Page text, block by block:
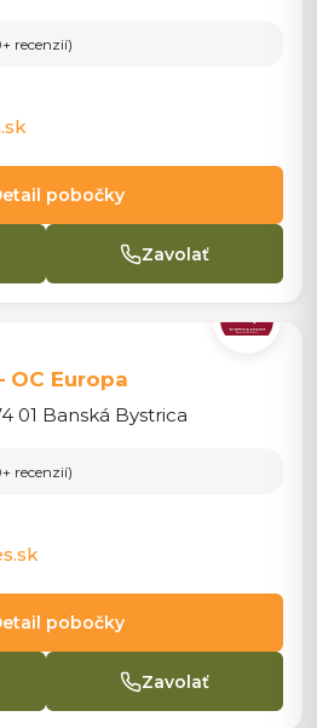
recenzií)
pobočky
Zavolať
OC Europa
01 Banská Bystrica
recenzií)
pobočky
Zavolať